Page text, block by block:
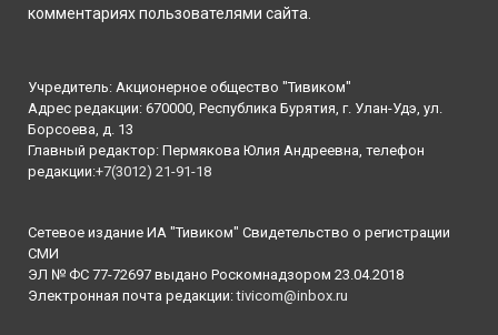
комментариях пользователями сайта.
Учредитель: Акционерное общество "Тивиком"
Адрес редакции: 670000, Республика Бурятия, г. Улан-Удэ, ул.
Борсоева, д. 13
Главный редактор: Пермякова Юлия Андреевна, телефон
редакции:+7(3012) 21-91-18
Сетевое издание ИА "Тивиком" Свидетельство о регистрации
СМИ
ЭЛ № ФС 77-72697 выдано Роскомнадзором 23.04.2018
Электронная почта редакции:tivicom@inbox.ru